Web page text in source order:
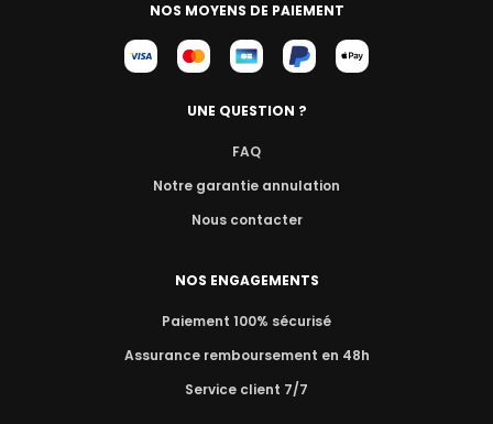
NOS MOYENS DE PAIEMENT
UNE QUESTION ?
FAQ
Notre garantie annulation
Nous contacter
NOS ENGAGEMENTS
Paiement 100% sécurisé
Assurance remboursement en 48h
Service client 7/7